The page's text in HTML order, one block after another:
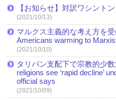
【お知らせ】対訳ワシント
(2021/10/13)
マルクス主義的な考え方を
Americans warming to
(2021/10/10)
タリバン支配下で宗教的少
religions see ‘rapid decline’
official says
(2021/10/09)